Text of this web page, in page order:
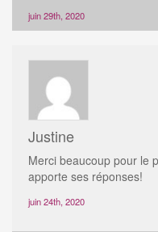
juin 29th, 2020
Justine
Merci beaucoup pour le
apporte ses réponses!
juin 24th, 2020